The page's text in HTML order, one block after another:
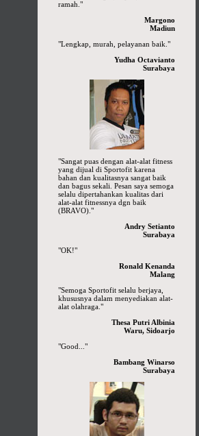
ramah."
Margono
Madiun
"Lengkap, murah, pelayanan baik."
Yudha Octavianto
Surabaya
"Sangat puas dengan alat-alat fitness
yang dijual di Sportofit karena
bahan dan kualitasnya sangat baik
dan bagus sekali. Pesan saya semoga
selalu dipertahankan kualitas dari
alat-alat fitnessnya dgn baik
(BRAVO)."
Andry Setianto
Surabaya
"OK!"
Ronald Kenanda
Malang
"Semoga Sportofit selalu berjaya,
khususnya dalam menyediakan alat-
alat olahraga."
Thesa Putri Albinia
Waru, Sidoarjo
"Good..."
Bambang Winarso
Surabaya